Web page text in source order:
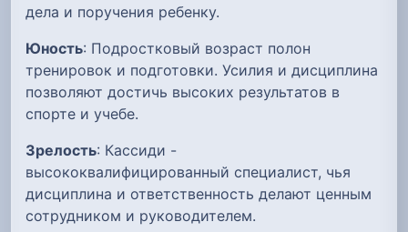
дела и поручения ребенку.
Юность: Подростковый возраст полон
тренировок и подготовки. Усилия и дисциплина
позволяют достичь высоких результатов в
спорте и учебе.
Зрелость: Кассиди -
высококвалифицированный специалист, чья
дисциплина и ответственность делают ценным
сотрудником и руководителем.